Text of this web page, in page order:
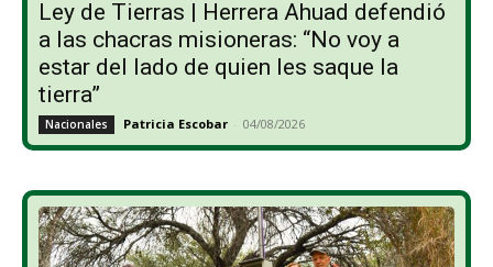
Ley de Tierras | Herrera Ahuad defendió
a las chacras misioneras: “No voy a
estar del lado de quien les saque la
tierra”
Nacionales Patricia Escobar - 04/08/2026